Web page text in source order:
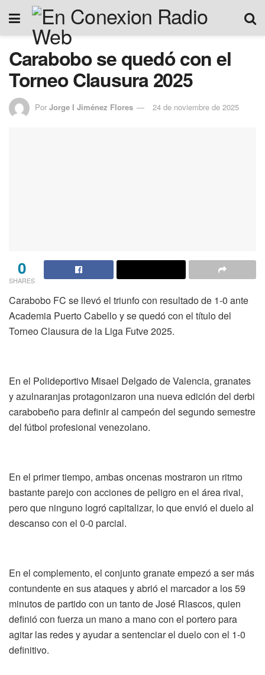
Carabobo se quedó con el
Torneo Clausura 2025
Por Jorge I Jiménez Flores 24 de noviembre de 2025
0
SHARES
Carabobo FC se llevó el triunfo con resultado de 1-0 ante
Academia Puerto Cabello y se quedó con el título del
Torneo Clausura de la Liga Futve 2025.
En el Polideportivo Misael Delgado de Valencia, granates
y azulnaranjas protagonizaron una nueva edición del derbi
carabobeño para definir al campeón del segundo semestre
del fútbol profesional venezolano.
En el primer tiempo, ambas oncenas mostraron un ritmo
bastante parejo con acciones de peligro en el área rival,
pero que ninguno logró capitalizar, lo que envió el duelo al
descanso con el 0-0 parcial.
En el complemento, el conjunto granate empezó a ser más
contundente en sus ataques y abrió el marcador a los 59
minutos de partido con un tanto de José Riascos, quien
definió con fuerza un mano a mano con el portero para
agitar las redes y ayudar a sentenciar el duelo con el 1-0
definitivo.